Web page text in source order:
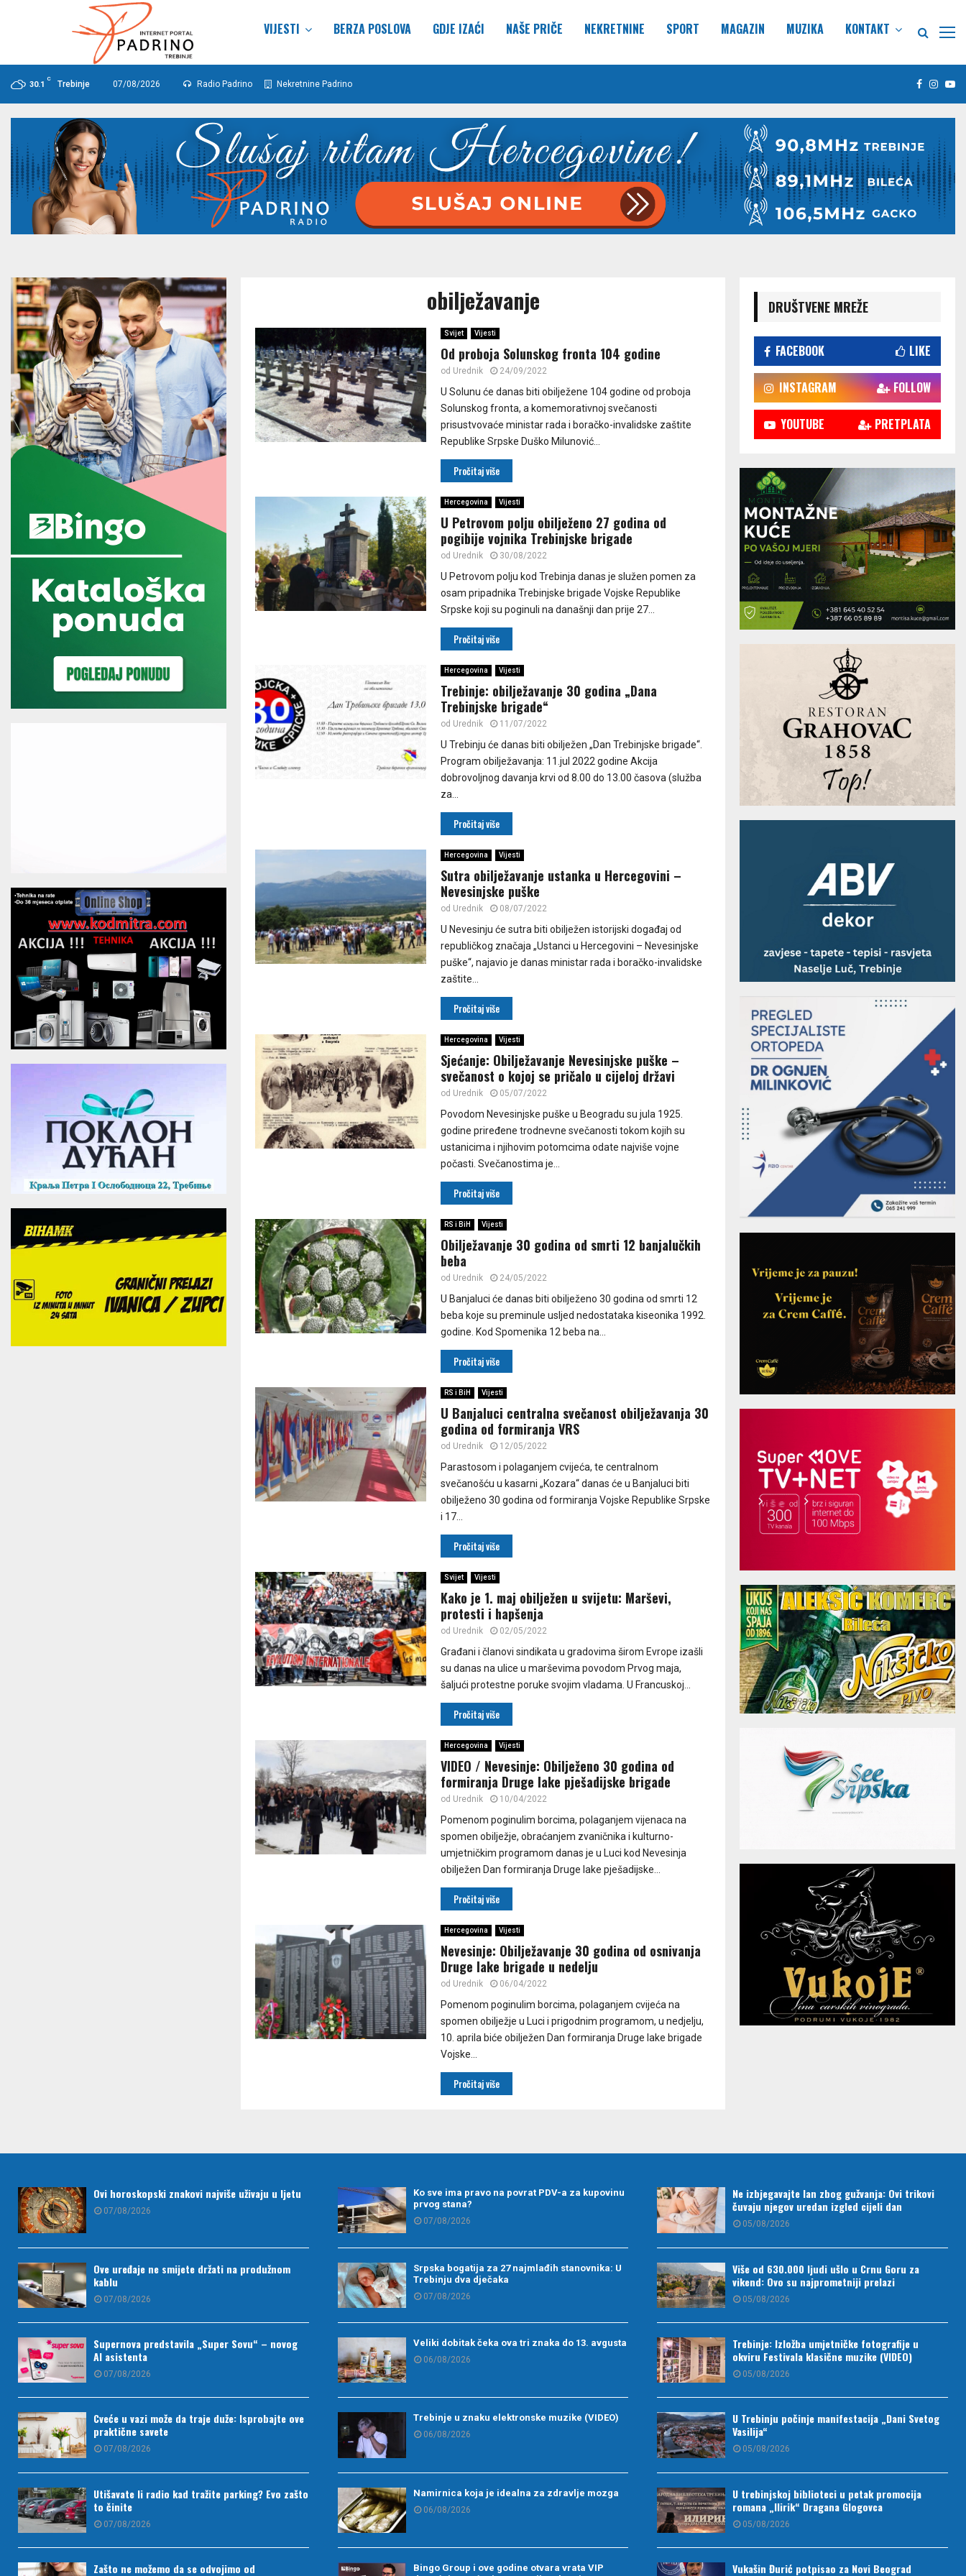
VIJESTI BERZA POSLOVA GDJE IZAĆI NAŠE PRIČE NEKRETNINE SPORT MAGAZIN MUZIKA KONTAKT
30.1
C
Trebinje 07/08/2026 Radio Padrino Nekretnine Padrino Facebook
obilježavanje
Svijet Vijesti
Od proboja Solunskog fronta 104 godine
od Urednik 24/09/2022
U Solunu će danas biti obilježene 104 godine od proboja
Solunskog fronta, a komemorativnoj svečanosti
prisustvovaće ministar rada i boračko-invalidske zaštite
Republike Srpske Duško Milunović...
Pročitaj više
Hercegovina Vijesti
U Petrovom polju obilježeno 27 godina od
pogibije vojnika Trebinjske brigade
od Urednik 30/08/2022
U Petrovom polju kod Trebinja danas je služen pomen za
osam pripadnika Trebinjske brigade Vojske Republike
Srpske koji su poginuli na današnji dan prije 27...
Pročitaj više
Hercegovina Vijesti
Trebinje: obilježavanje 30 godina „Dana
Trebinjske brigade“
od Urednik 11/07/2022
U Trebinju će danas biti obilježen „Dan Trebinjske brigade“.
Program obilježavanja: 11.jul 2022 godine Akcija
dobrovoljnog davanja krvi od 8.00 do 13.00 časova (služba
za...
Pročitaj više
Hercegovina Vijesti
Sutra obilježavanje ustanka u Hercegovini –
Nevesinjske puške
od Urednik 08/07/2022
U Nevesinju će sutra biti obilježen istorijski događaj od
republičkog značaja „Ustanci u Hercegovini – Nevesinjske
puške“, najavio je danas ministar rada i boračko-invalidske
zaštite...
Pročitaj više
Hercegovina Vijesti
Sjećanje: Obilježavanje Nevesinjske puške –
svečanost o kojoj se pričalo u cijeloj državi
od Urednik 05/07/2022
Povodom Nevesinjske puške u Beogradu su jula 1925.
godine priređene trodnevne svečanosti tokom kojih su
ustanicima i njihovim potomcima odate najviše vojne
počasti. Svečanostima je...
Pročitaj više
RS i BiH Vijesti
Obilježavanje 30 godina od smrti 12 banjalučkih
beba
od Urednik 24/05/2022
U Banjaluci će danas biti obilježeno 30 godina od smrti 12
beba koje su preminule usljed nedostataka kiseonika 1992.
godine. Kod Spomenika 12 beba na...
Pročitaj više
RS i BiH Vijesti
U Banjaluci centralna svečanost obilježavanja 30
godina od formiranja VRS
od Urednik 12/05/2022
Parastosom i polaganjem cvijeća, te centralnom
svečanošću u kasarni „Kozara“ danas će u Banjaluci biti
obilježeno 30 godina od formiranja Vojske Republike Srpske
i 17...
Pročitaj više
Svijet Vijesti
Kako je 1. maj obilježen u svijetu: Marševi,
protesti i hapšenja
od Urednik 02/05/2022
Građani i članovi sindikata u gradovima širom Evrope izašli
su danas na ulice u marševima povodom Prvog maja,
šaljući protestne poruke svojim vladama. U Francuskoj...
Pročitaj više
Hercegovina Vijesti
VIDEO / Nevesinje: Obilježeno 30 godina od
formiranja Druge lake pješadijske brigade
od Urednik 10/04/2022
Pomenom poginulim borcima, polaganjem vijenaca na
spomen obilježje, obraćanjem zvaničnika i kulturno-
umjetničkim programom danas je u Luci kod Nevesinja
obilježen Dan formiranja Druge lake pješadijske...
Pročitaj više
Hercegovina Vijesti
Nevesinje: Obilježavanje 30 godina od osnivanja
Druge lake brigade u nedelju
od Urednik 06/04/2022
Pomenom poginulim borcima, polaganjem cvijeća na
spomen obilježje u Luci i prigodnim programom, u nedjelju,
10. aprila biće obilježen Dan formiranja Druge lake brigade
Vojske...
Pročitaj više
DRUŠTVENE MREŽE
FACEBOOK LIKE
INSTAGRAM FOLLOW
YOUTUBE PRETPLATA
Ovi horoskopski znakovi najviše uživaju u ljetu
07/08/2026
Ove uređaje ne smijete držati na produžnom
kablu
07/08/2026
Supernova predstavila „Super Sovu“ – novog
AI asistenta
07/08/2026
Cveće u vazi može da traje duže: Isprobajte ove
praktične savete
07/08/2026
Utišavate li radio kad tražite parking? Evo zašto
to činite
07/08/2026
Zašto ne možemo da se odvojimo od
Ko sve ima pravo na povrat PDV-a za kupovinu
prvog stana?
07/08/2026
Srpska bogatija za 27 najmlađih stanovnika: U
Trebinju dva dječaka
07/08/2026
Veliki dobitak čeka ova tri znaka do 13. avgusta
06/08/2026
Trebinje u znaku elektronske muzike (VIDEO)
06/08/2026
Namirnica koja je idealna za zdravlje mozga
06/08/2026
Bingo Group i ove godine otvara vrata VIP
Ne izbjegavajte lan zbog gužvanja: Ovi trikovi
čuvaju njegov uredan izgled cijeli dan
05/08/2026
Više od 630.000 ljudi ušlo u Crnu Goru za
vikend: Ovo su najprometniji prelazi
05/08/2026
Trebinje: Izložba umjetničke fotografije u
okviru Festivala klasične muzike (VIDEO)
05/08/2026
U Trebinju počinje manifestacija „Dani Svetog
Vasilija“
05/08/2026
U trebinjskoj biblioteci u petak promocija
romana „Ilirik“ Dragana Glogovca
05/08/2026
Vukašin Đurić potpisao za Novi Beograd